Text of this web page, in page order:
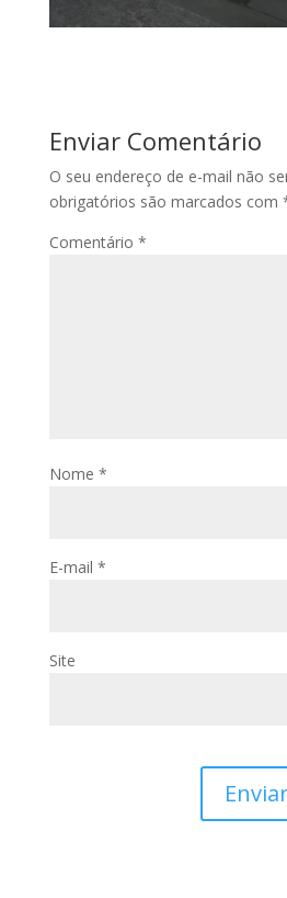
Enviar Comentário
O seu endereço de e-mail não
obrigatórios são marcados com
Comentário *
Nome *
E-mail *
Site